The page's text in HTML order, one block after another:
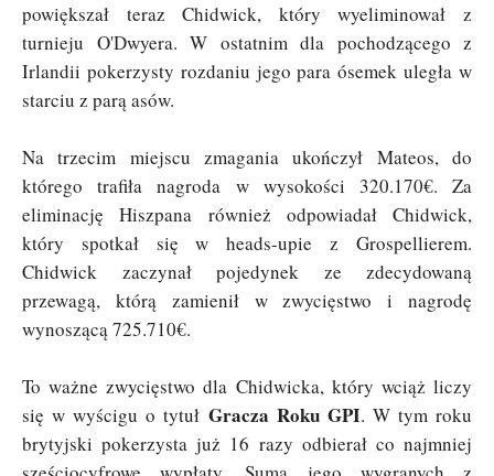
powiększał teraz Chidwick, który wyeliminował z
turnieju O'Dwyera. W ostatnim dla pochodzącego z
Irlandii pokerzysty rozdaniu jego para ósemek uległa w
starciu z parą asów.
Na trzecim miejscu zmagania ukończył Mateos, do
którego trafiła nagroda w wysokości 320.170€. Za
eliminację Hiszpana również odpowiadał Chidwick,
który spotkał się w heads-upie z Grospellierem.
Chidwick zaczynał pojedynek ze zdecydowaną
przewagą, którą zamienił w zwycięstwo i nagrodę
wynoszącą 725.710€.
To ważne zwycięstwo dla Chidwicka, który wciąż liczy
się w wyścigu o tytuł Gracza Roku GPI. W tym roku
brytyjski pokerzysta już 16 razy odbierał co najmniej